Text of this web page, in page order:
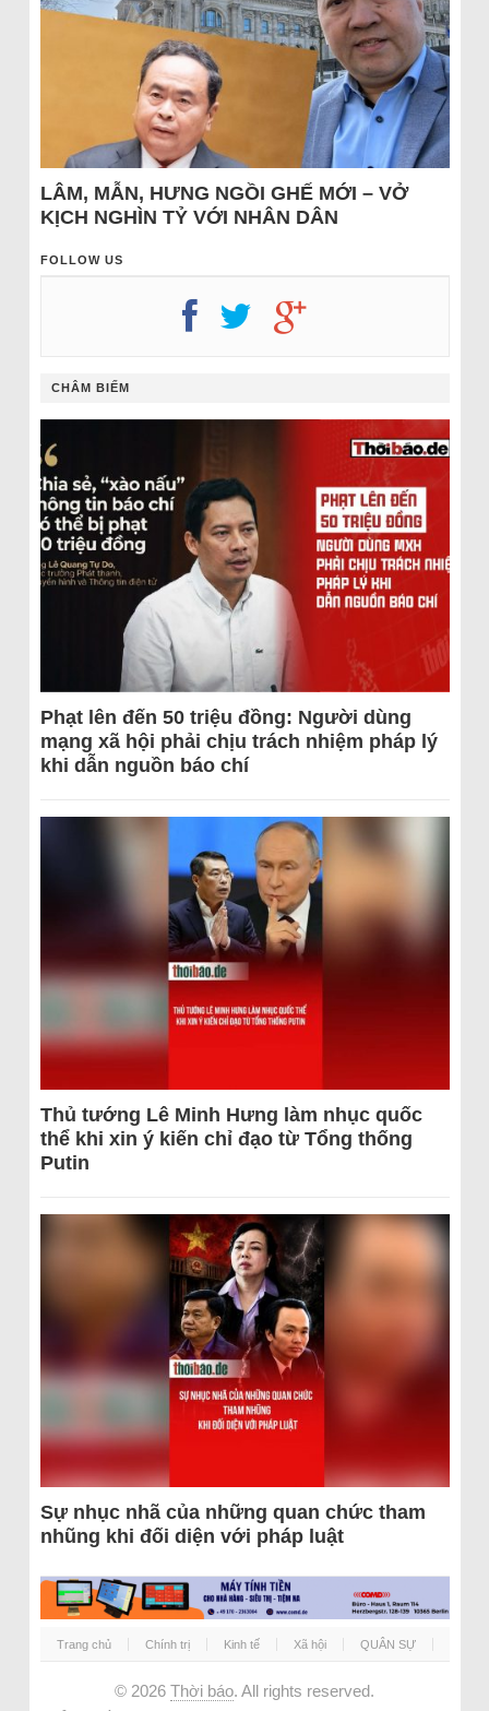
LÂM, MẪN, HƯNG NGỒI GHẾ MỚI – VỞ
KỊCH NGHÌN TỶ VỚI NHÂN DÂN
FOLLOW US
CHÂM BIẾM
Phạt lên đến 50 triệu đồng: Người dùng
mạng xã hội phải chịu trách nhiệm pháp lý
khi dẫn nguồn báo chí
Thủ tướng Lê Minh Hưng làm nhục quốc
thể khi xin ý kiến chỉ đạo từ Tổng thống
Putin
Sự nhục nhã của những quan chức tham
nhũng khi đối diện với pháp luật
Trang chủ Chính trị Kinh tế Xã hội QUÂN SỰ
© 2026 Thời báo. All rights reserved.